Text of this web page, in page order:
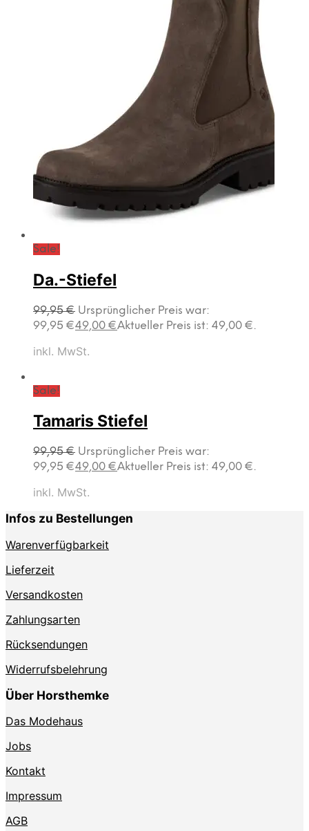
Sale!
Da.-Stiefel
99,95€ Ursprünglicher Preis war:
99,95 €49,00 €Aktueller Preis ist: 49,00 €.
inkl. MwSt.
Sale!
Tamaris Stiefel
99,95€ Ursprünglicher Preis war:
99,95 €49,00 €Aktueller Preis ist: 49,00 €.
inkl. MwSt.
Infos zu Bestellungen
Warenverfügbarkeit
Lieferzeit
Versandkosten
Zahlungsarten
Rücksendungen
Widerrufsbelehrung
Über Horsthemke
Das Modehaus
Jobs
Kontakt
Impressum
AGB